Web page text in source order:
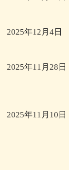
2025年12月4日
2025年11月28日
2025年11月10日